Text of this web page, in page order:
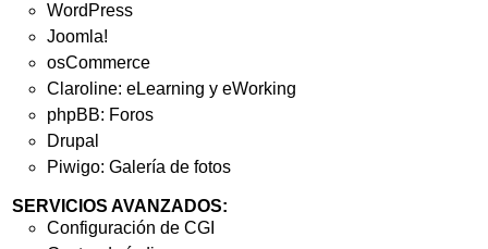
WordPress
Joomla!
osCommerce
Claroline: eLearning y eWorking
phpBB: Foros
Drupal
Piwigo: Galería de fotos
SERVICIOS AVANZADOS:
Configuración de CGI